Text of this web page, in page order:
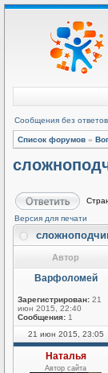
Сообщения без ответов
Список форумов »
Версия для печати
Автор
Варфоломей
Зарегистрирован: 21
июн 2015, 22:40
Сообщения: 1
21 июн 2015, 23:05
Наталья
Автор сайта